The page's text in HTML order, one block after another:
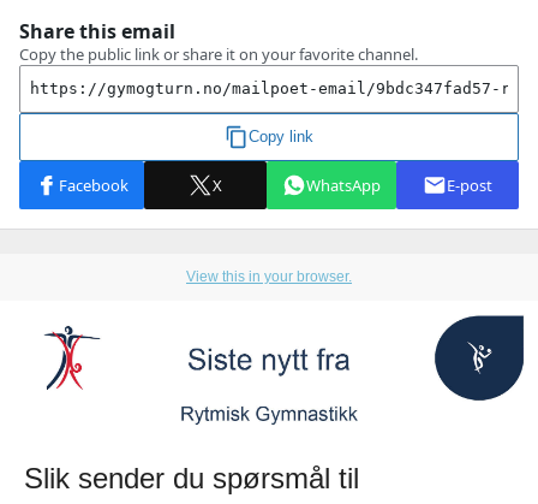
View this in your browser.
Slik sender du spørsmål til